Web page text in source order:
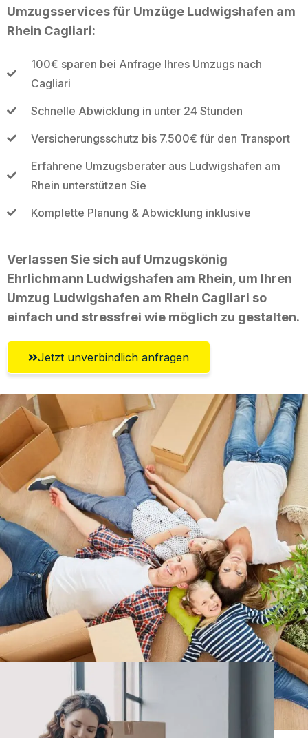
Umzugsservices für Umzüge Ludwigshafen am
Rhein Cagliari:
100€ sparen bei Anfrage Ihres Umzugs nach
Cagliari
Schnelle Abwicklung in unter 24 Stunden
Versicherungsschutz bis 7.500€ für den Transport
Erfahrene Umzugsberater aus Ludwigshafen am
Rhein unterstützen Sie
Komplette Planung & Abwicklung inklusive
Verlassen Sie sich auf Umzugskönig
Ehrlichmann Ludwigshafen am Rhein, um Ihren
Umzug Ludwigshafen am Rhein Cagliari so
einfach und stressfrei wie möglich zu gestalten.
Jetzt unverbindlich anfragen